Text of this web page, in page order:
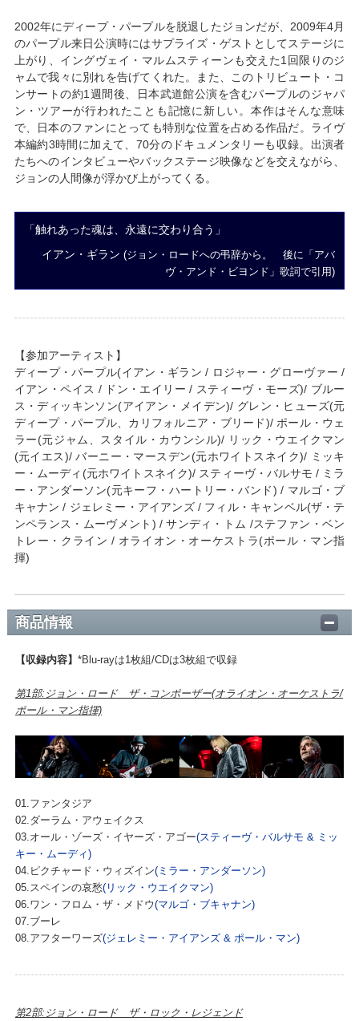
2002年にディープ・パープルを脱退したジョンだが、2009年4月
のパープル来日公演時にはサプライズ・ゲストとしてステージに
上がり、イングヴェイ・マルムスティーンも交えた1回限りのジ
ャムで我々に別れを告げてくれた。また、このトリビュート・コ
ンサートの約1週間後、日本武道館公演を含むパープルのジャパ
ン・ツアーが行われたことも記憶に新しい。本作はそんな意味
で、日本のファンにとっても特別な位置を占める作品だ。ライヴ
本編約3時間に加えて、70分のドキュメンタリーも収録。出演者
たちへのインタビューやバックステージ映像などを交えながら、
ジョンの人間像が浮かび上がってくる。
「触れあった魂は、永遠に交わり合う」
イアン・ギラン (ジョン・ロードへの弔辞から。 後に「アバ
ヴ・アンド・ビヨンド」歌詞で引用)
【参加アーティスト】
ディープ・パープル(イアン・ギラン / ロジャー・グローヴァー /
イアン・ペイス / ドン・エイリー / スティーヴ・モーズ)/ ブルー
ス・ディッキンソン(アイアン・メイデン)/ グレン・ヒューズ(元
ディープ・パープル、カリフォルニア・ブリード)/ ポール・ウェ
ラー(元ジャム、スタイル・カウンシル)/ リック・ウエイクマン
(元イエス)/ バーニー・マースデン(元ホワイトスネイク)/ ミッキ
ー・ムーディ(元ホワイトスネイク)/ スティーヴ・バルサモ / ミラ
ー・アンダーソン(元キーフ・ハートリー・バンド) / マルゴ・ブ
キャナン / ジェレミー・アイアンズ / フィル・キャンベル(ザ・テ
ンペランス・ムーヴメント) / サンディ・トム /ステファン・ベン
トレー・クライン / オライオン・オーケストラ(ポール・マン指
揮)
商品情報
【収録内容】 *Blu-rayは1枚組/CDは3枚組で収録
第1部:ジョン・ロード ザ・コンポーザー(オライオン・オーケストラ/
ポール・マン指揮)
01.ファンタジア
02.ダーラム・アウェイクス
03.オール・ゾーズ・イヤーズ・アゴー(スティーヴ・バルサモ & ミッ
キー・ムーディ)
04.ピクチャード・ウィズイン(ミラー・アンダーソン)
05.スペインの哀愁(リック・ウエイクマン)
06.ワン・フロム・ザ・メドウ(マルゴ・ブキャナン)
07.ブーレ
08.アフターワーズ(ジェレミー・アイアンズ & ポール・マン)
第2部:ジョン・ロード ザ・ロック・レジェンド